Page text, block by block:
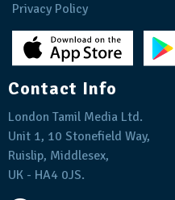
Privacy Policy
Contact Info
London Tamil Media Ltd.
Unit 1, 10 Stonefield Way,
Ruislip, Middlesex,
UK - HA4 0JS.